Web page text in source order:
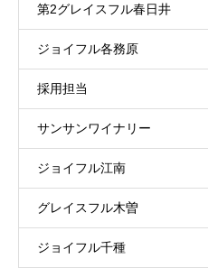
第2グレイスフル春日井
ジョイフル各務原
採用担当
サンサンワイナリー
ジョイフル江南
グレイスフル木曽
ジョイフル千種